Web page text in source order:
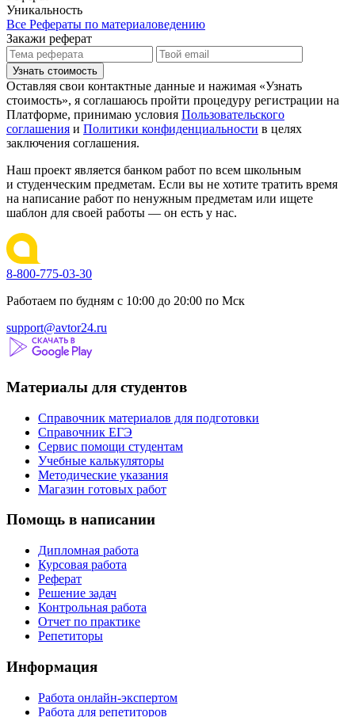
Уникальность
Все Рефераты по материаловедению
Закажи реферат
Узнать стоимость
Оставляя свои контактные данные и нажимая «Узнать
стоимость», я соглашаюсь пройти процедуру регистрации на
Платформе, принимаю условия Пользовательского
соглашения и Политики конфиденциальности в целях
заключения соглашения.
Наш проект является банком работ по всем школьным
и студенческим предметам. Если вы не хотите тратить время
на написание работ по ненужным предметам или ищете
шаблон для своей работы — он есть у нас.
8-800-775-03-30
Работаем по будням с 10:00 до 20:00 по Мск
support@avtor24.ru
Материалы для студентов
Справочник материалов для подготовки
Справочник ЕГЭ
Сервис помощи студентам
Учебные калькуляторы
Методические указания
Магазин готовых работ
Помощь в написании
Дипломная работа
Курсовая работа
Реферат
Решение задач
Контрольная работа
Отчет по практике
Репетиторы
Информация
Работа онлайн-экспертом
Работа для репетиторов